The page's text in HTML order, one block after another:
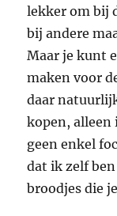
lekker om bij
bij andere
Maar je kunt
maken voor
daar
kopen, alleen
geen enkel
dat ik zelf
broodjes die